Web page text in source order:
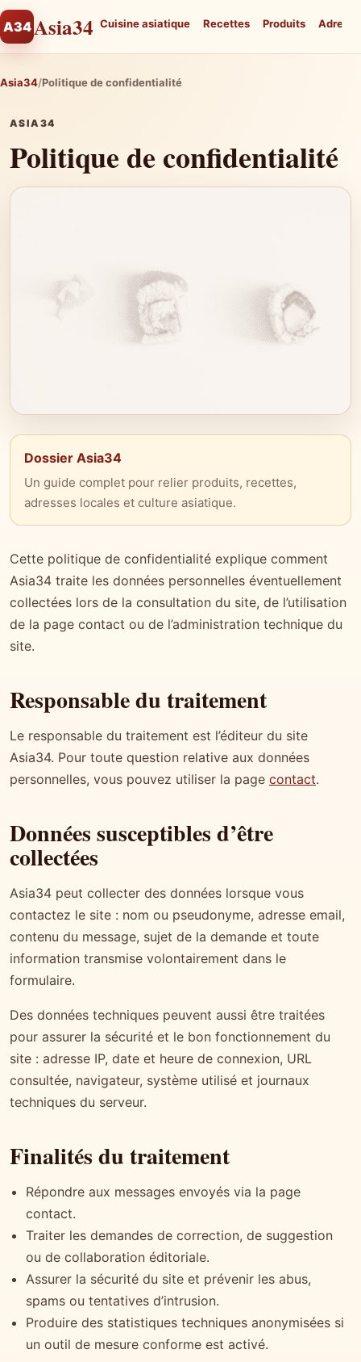
A34Asia34 Cuisine asiatique Recettes Produits
Asia34 Politique de confidentialité
ASIA34
Politique de confidentialité
Dossier Asia34
Un guide complet pour relier produits, recettes,
adresses locales et culture asiatique.
Cette politique de confidentialité explique comment
Asia34 traite les données personnelles éventuellement
collectées lors de la consultation du site, de l’utilisation
de la page contact ou de l’administration technique du
site.
Responsable du traitement
Le responsable du traitement est l’éditeur du site
Asia34. Pour toute question relative aux données
personnelles, vous pouvez utiliser la page contact.
Données susceptibles d’être
collectées
Asia34 peut collecter des données lorsque vous
contactez le site : nom ou pseudonyme, adresse email,
contenu du message, sujet de la demande et toute
information transmise volontairement dans le
formulaire.
Des données techniques peuvent aussi être traitées
pour assurer la sécurité et le bon fonctionnement du
site : adresse IP, date et heure de connexion, URL
consultée, navigateur, système utilisé et journaux
techniques du serveur.
Finalités du traitement
Répondre aux messages envoyés via la page
contact.
Traiter les demandes de correction, de suggestion
ou de collaboration éditoriale.
Assurer la sécurité du site et prévenir les abus,
spams ou tentatives d’intrusion.
Produire des statistiques techniques anonymisées si
un outil de mesure conforme est activé.